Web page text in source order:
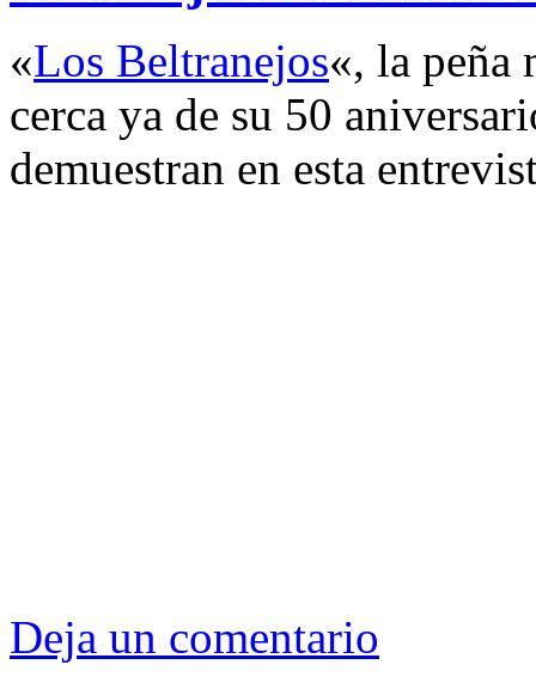
«Los Beltranejos«, la peña
cerca ya de su 50
demuestran en esta
Deja un comentario